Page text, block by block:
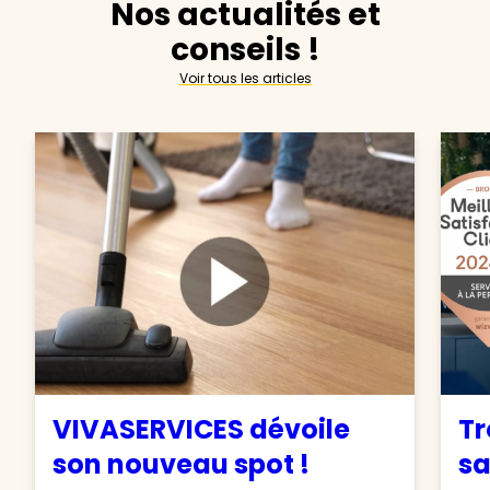
Nos actualités et
conseils !
Voir tous les articles
VIVASERVICES dévoile
son nouveau spot !